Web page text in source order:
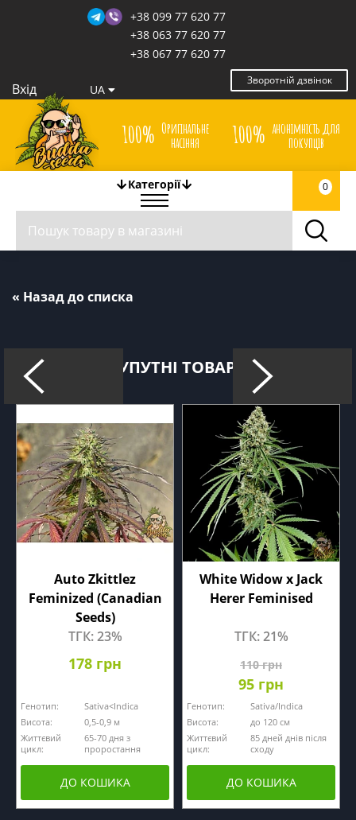
+38 099 77 620 77
+38 063 77 620 77
+38 067 77 620 77
Зворотній дзвінок
Вхід UA
100% Оригінальне
насіння
100% анонімність для
покупців
Категорії 0
« Назад до списка
СУПУТНІ ТОВАРИ
Auto Zkittlez
Feminized (Canadian
Seeds)
ТГК: 23%
178 грн
Генотип:
Sativa<Indica
Висота:
0,5-0,9 м
Життєвий
цикл:
65-70 дня з
проростання
ДО КОШИКА
White Widow x Jack
Herer Feminised
ТГК: 21%
110 грн
95 грн
Генотип:
Sativa/Indica
Висота:
до 120 см
Життєвий
цикл:
85 дней днів після
сходу
ДО КОШИКА